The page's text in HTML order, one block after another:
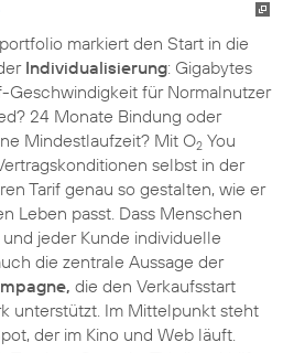
markiert den Start in die
Individualisierung: Gigabytes
Geschwindigkeit für Normalnutzer
24 Monate Bindung oder
Mindestlaufzeit? Mit O2 You
selbst in der
Tarif genau so gestalten, wie er
Leben passt. Dass Menschen
jeder Kunde individuelle
die zentrale Aussage der
die den Verkaufsstart
unterstützt. Im Mittelpunkt steht
der im Kino und Web läuft.